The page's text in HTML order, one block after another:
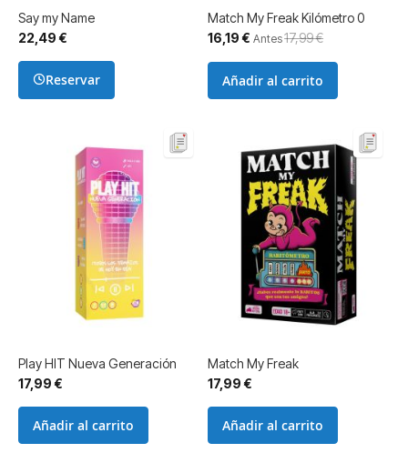
Say my Name
22,49 €
Reservar
Match My Freak Kilómetro 0
Precio
especial
16,19 € Antes17,99 €
Añadir al carrito
Play HIT Nueva Generación
17,99 €
Añadir al carrito
Match My Freak
17,99 €
Añadir al carrito